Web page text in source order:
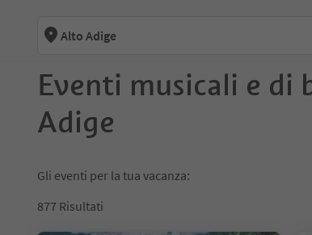
Alto Adige
Eventi musicali e di
Adige
Gli eventi per la tua vacanza:
877 Risultati